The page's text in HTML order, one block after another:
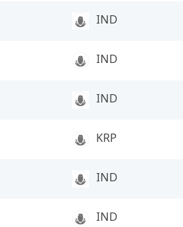
IND
IND
IND
KRP
IND
IND